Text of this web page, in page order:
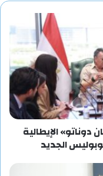
الإيطالية
الجديد